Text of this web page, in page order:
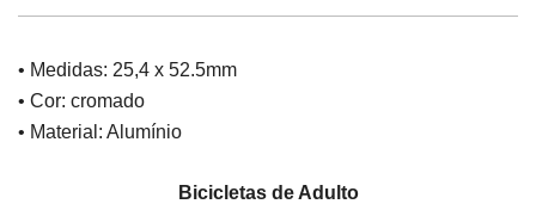
• Medidas: 25,4 x 52.5mm
• Cor: cromado
• Material: Alumínio
Bicicletas de Adulto